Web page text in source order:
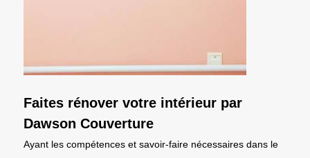
Faites rénover votre intérieur par
Dawson Couverture
Ayant les compétences et savoir-faire nécessaires dans le